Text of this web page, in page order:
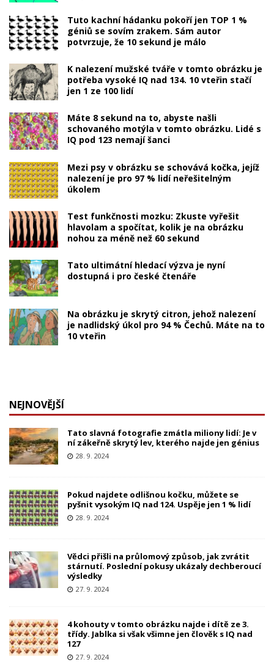
Tuto kachní hádanku pokoří jen TOP 1 %
géniů se sovím zrakem. Sám autor
potvrzuje, že 10 sekund je málo
K nalezení mužské tváře v tomto obrázku je
potřeba vysoké IQ nad 134. 10 vteřin stačí
jen 1 ze 100 lidí
Máte 8 sekund na to, abyste našli
schovaného motýla v tomto obrázku. Lidé s
IQ pod 123 nemají šanci
Mezi psy v obrázku se schovává kočka, jejíž
nalezení je pro 97 % lidí neřešitelným
úkolem
Test funkčnosti mozku: Zkuste vyřešit
hlavolam a spočítat, kolik je na obrázku
nohou za méně než 60 sekund
Tato ultimátní hledací výzva je nyní
dostupná i pro české čtenáře
Na obrázku je skrytý citron, jehož nalezení
je nadlidský úkol pro 94 % Čechů. Máte na to
10 vteřin
NEJNOVĚJŠÍ
Tato slavná fotografie zmátla miliony lidí: Je v
ní zákeřně skrytý lev, kterého najde jen génius
28. 9. 2024
Pokud najdete odlišnou kočku, můžete se
pyšnit vysokým IQ nad 124. Uspěje jen 1 % lidí
28. 9. 2024
Vědci přišli na průlomový způsob, jak zvrátit
stárnutí. Poslední pokusy ukázaly dechberoucí
výsledky
27. 9. 2024
4 kohouty v tomto obrázku najde i dítě ze 3.
třídy. Jablka si však všimne jen člověk s IQ nad
127
27. 9. 2024